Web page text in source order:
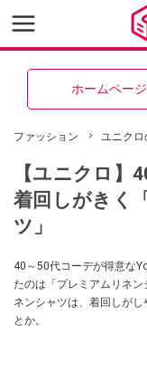
ホームペー
ファッション ユニクロ
【ユニクロ
着回しがきく
ツ」
40～50代コーデが得意な
たのは「プレミアムリネ
ネンシャツは、着回しが
とか。